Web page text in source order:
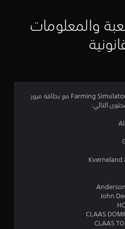
ي
1
والمعلومات
قم بزيادة خبرتك في لعبة Farming Simulator 19 مع بطاقة مرور
التالي: